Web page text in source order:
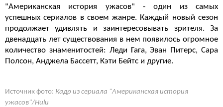
"Американская история ужасов" - один из самых
успешных сериалов в своем жанре. Каждый новый сезон
продолжает удивлять и заинтересовывать зрителя. За
двенадцать лет существования в нем появилось огромное
количество знаменитостей: Леди Гага, Эван Питерс, Сара
Полсон, Анджела Бассетт, Кэти Бейтс и другие.
Источник фото: Кадр из сериала "Американская история
ужасов"/Hulu